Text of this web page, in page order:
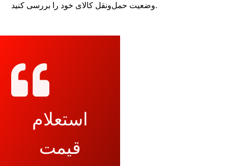
وضعیت حمل‌ونقل کالای خود را بررسی کنید.
استعلام
قیمت